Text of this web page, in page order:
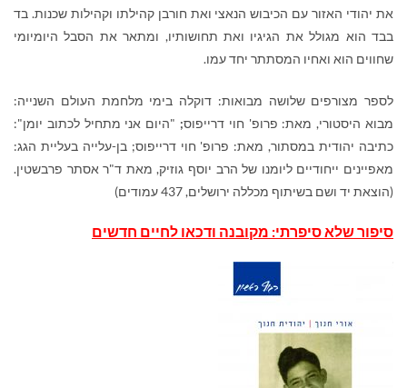
את יהודי האזור עם הכיבוש הנאצי ואת חורבן קהילתו וקהילות שכנות. בד
בבד הוא מגולל את הגיגיו ואת תחושותיו, ומתאר את הסבל היומיומי
שחווים הוא ואחיו המסתתר יחד עמו.
לספר מצורפים שלושה מבואות: דוקלה בימי מלחמת העולם השנייה:
מבוא היסטורי, מאת: פרופ' חוי דרייפוס; "היום אני מתחיל לכתוב יומן":
כתיבה יהודית במסתור, מאת: פרופ' חוי דרייפוס; בן-עלייה בעליית הגג:
מאפיינים ייחודיים ליומנו של הרב יוסף גוזיק, מאת ד"ר אסתר פרבשטין.
(הוצאת יד ושם בשיתוף מכללה ירושלים, 437 עמודים)
סיפור שלא סיפרתי: מקובנה ודכאו לחיים חדשים